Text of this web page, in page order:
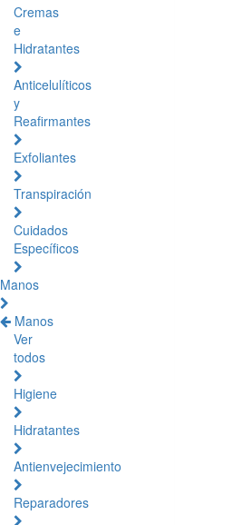
Cremas
e
Hidratantes
Anticelulíticos
y
Reafirmantes
Exfoliantes
Transpiración
Cuidados
Específicos
Manos
Manos
Ver
todos
Higiene
Hidratantes
Antienvejecimiento
Reparadores